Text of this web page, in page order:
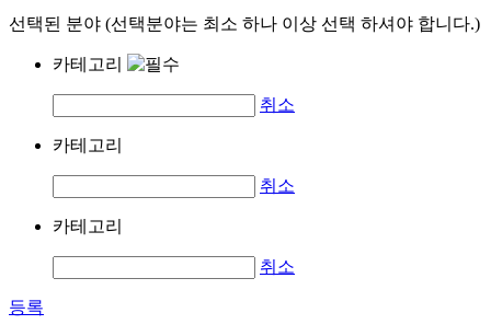
선택된 분야 (선택분야는 최소 하나 이상 선택 하셔야 합니다.)
카테고리
취소
카테고리
취소
카테고리
취소
등록